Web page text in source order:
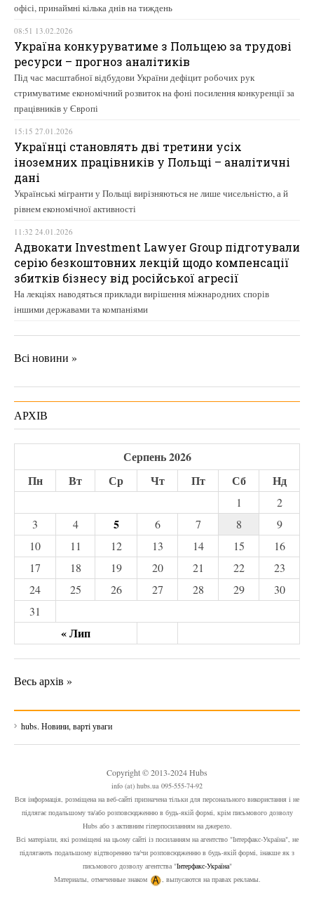
офісі, принаймні кілька днів на тиждень
08:51 13.02.2026
Україна конкуруватиме з Польщею за трудові
ресурси – прогноз аналітиків
Під час масштабної відбудови України дефіцит робочих рук
стримуватиме економічний розвиток на фоні посилення конкуренції за
працівників у Європі
15:15 27.01.2026
Українці становлять дві третини усіх
іноземних працівників у Польщі – аналітичні
дані
Українські мігранти у Польщі вирізняються не лише чисельністю, а й
рівнем економічної активності
11:32 24.01.2026
Адвокати Investment Lawyer Group підготували
серію безкоштовних лекцій щодо компенсації
збитків бізнесу від російської агресії
На лекціях наводяться приклади вирішення міжнародних спорів
іншими державами та компаніями
Всі новини »
АРХІВ
Серпень 2026
Пн
Вт Ср Чт Пт Сб Нд
« Лип
1
2
3
4 5 6 7 8
9
10
11 12 13 14 15
16
17
18 19 20 21 22
23
24
25 26 27 28 29
30
31
Весь архів »
hubs. Новини, варті уваги
Copyright © 2013-2024 Hubs
info (at) hubs.ua 095-555-74-92
Вся інформація, розміщена на веб-сайті призначена тільки для персонального використання і не
підлягає подальшому та/або розповсюдженню в будь-якій формі, крім письмового дозволу
Hubs або з активним гіперпосиланням на джерело.
Всі матеріали, які розміщені на цьому сайті із посиланням на агентство "Інтерфакс-Україна", не
підлягають подальшому відтворенню та/чи розповсюдженню в будь-якій формі, інакше як з
письмового дозволу агентства "Інтерфакс-Україна"
Материалы, отмеченные знаком
, выпусаются на правах рекламы.